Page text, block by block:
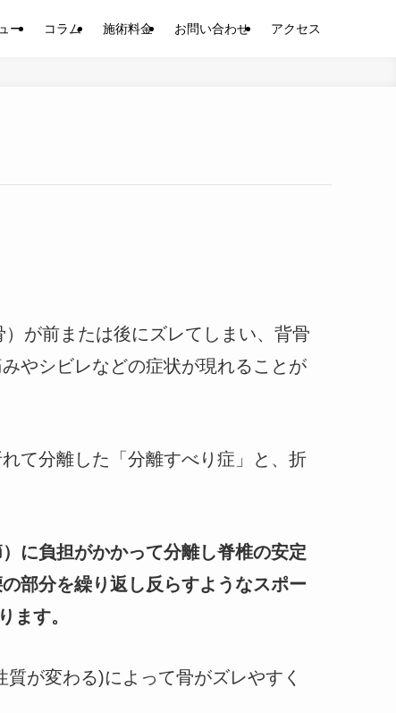
ー コラム 施術料金 お問い合わせ アクセス
が前または後にズレてしまい、背骨
やシビレなどの症状が現れることが
て分離した「分離すべり症」と、折
に負担がかかって分離し脊椎の安定
部分を繰り返し反らすようなスポー
ます。
が変わる)によって骨がズレやすく